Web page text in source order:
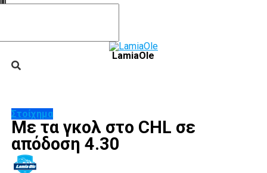
LamiaOle
Στοίχημα
Με τα γκολ στο CHL σε
απόδοση 4.30